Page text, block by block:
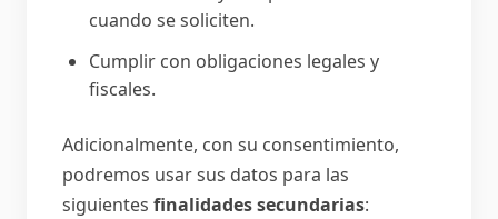
cuando se soliciten.
Cumplir con obligaciones legales y
fiscales.
Adicionalmente, con su consentimiento,
podremos usar sus datos para las
siguientes finalidades secundarias: